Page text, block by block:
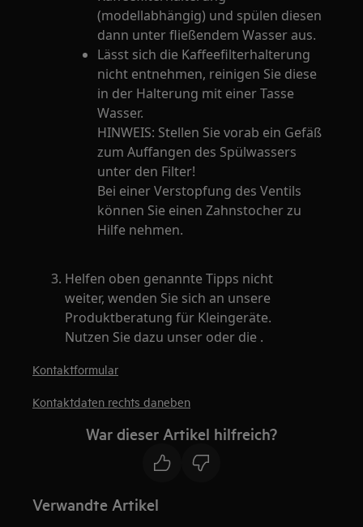
(modellabhängig) und spülen diesen
dann unter fließendem Wasser aus.
Lässt sich die Kaffeefilterhalterung
nicht entnehmen, reinigen Sie diese
in der Halterung mit einer Tasse
Wasser.
HINWEIS: Stellen Sie vorab ein Gefäß
zum Auffangen des Spülwassers
unter den Filter!
Bei einer Verstopfung des Ventils
können Sie einen Zahnstocher zu
Hilfe nehmen.
Helfen oben genannte Tipps nicht
weiter, wenden Sie sich an unsere
Produktberatung für Kleingeräte.
Nutzen Sie dazu unser oder die .
Kontaktformular
Kontaktdaten rechts daneben
War dieser Artikel hilfreich?
Verwandte Artikel